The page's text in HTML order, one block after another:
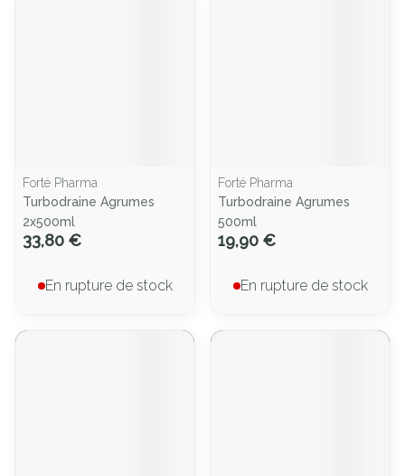
Forté Pharma
Turbodraine Agrumes
2x500ml
33,80 €
En rupture de stock
Forté Pharma
Turbodraine Agrumes
500ml
19,90 €
En rupture de stock